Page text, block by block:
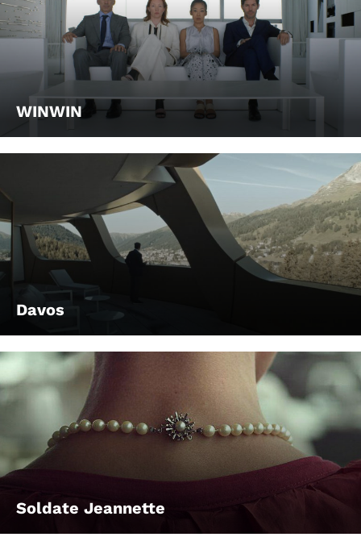
WINWIN
Davos
Soldate Jeannette